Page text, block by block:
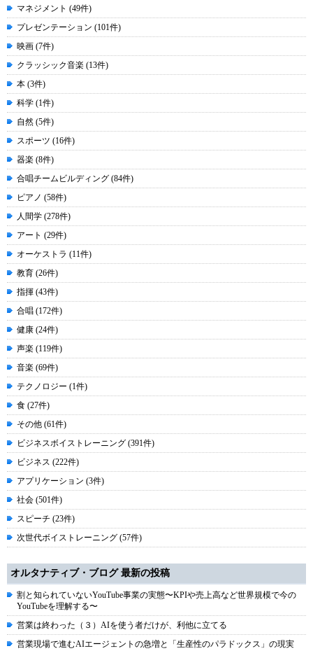
マネジメント (49件)
プレゼンテーション (101件)
映画 (7件)
クラッシック音楽 (13件)
本 (3件)
科学 (1件)
自然 (5件)
スポーツ (16件)
器楽 (8件)
合唱チームビルディング (84件)
ピアノ (58件)
人間学 (278件)
アート (29件)
オーケストラ (11件)
教育 (26件)
指揮 (43件)
合唱 (172件)
健康 (24件)
声楽 (119件)
音楽 (69件)
テクノロジー (1件)
食 (27件)
その他 (61件)
ビジネスボイストレーニング (391件)
ビジネス (222件)
アプリケーション (3件)
社会 (501件)
スピーチ (23件)
次世代ボイストレーニング (57件)
オルタナティブ・ブログ 最新の投稿
割と知られていないYouTube事業の実態〜KPIや売上高など世界規模で今の
YouTubeを理解する〜
営業は終わった（３）AIを使う者だけが、利他に立てる
営業現場で進むAIエージェントの急増と「生産性のパラドックス」の現実